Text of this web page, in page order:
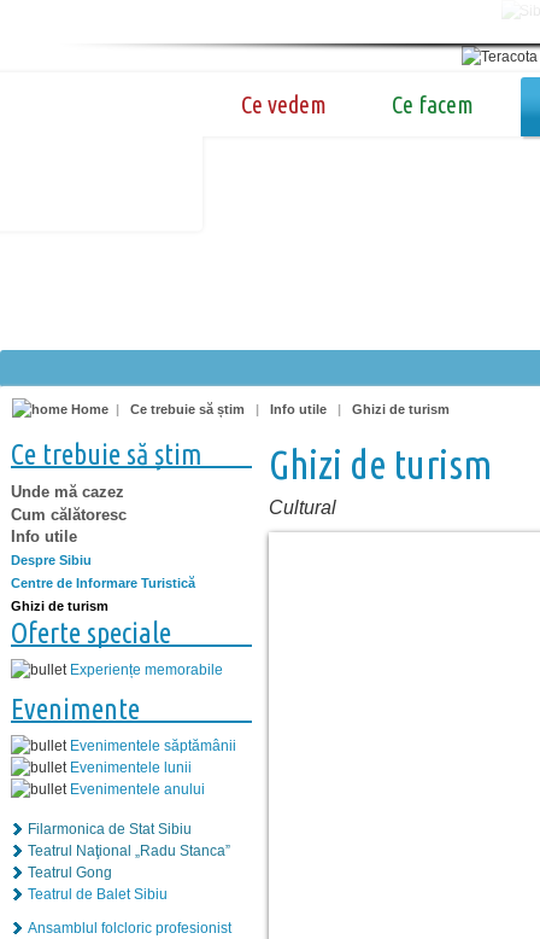
Ce vedem Ce facem
Home | Ce trebuie să știm | Info utile | Ghizi de turism
Ce trebuie să știm
Unde mă cazez
Cum călătoresc
Info utile
Despre Sibiu
Centre de Informare Turistică
Ghizi de turism
Oferte speciale
Experiențe memorabile
Evenimente
Evenimentele săptămânii
Evenimentele lunii
Evenimentele anului
Filarmonica de Stat Sibiu
Teatrul Naţional „Radu Stanca”
Teatrul Gong
Teatrul de Balet Sibiu
Ansamblul folcloric profesionist
Ghizi de turism
Cultural